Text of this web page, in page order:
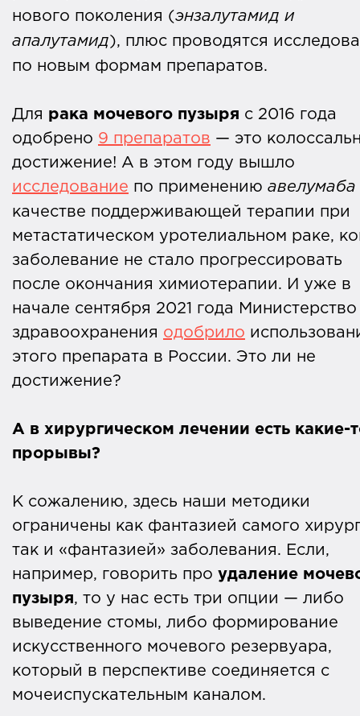
нового поколения (энзалутамид и
апалутамид), плюс проводятся
по новым формам препаратов.
Для рака мочевого пузыря с 2016 года
одобрено 9 препаратов — это
достижение! А в этом году вышло
исследование по применению авелумаба
качестве поддерживающей терапии при
метастатическом уротелиальном раке,
заболевание не стало прогрессировать
после окончания химиотерапии. И уже в
начале сентября 2021 года Министерство
здравоохранения одобрило
этого препарата в России. Это ли не
достижение?
А в хирургическом лечении есть какие-
прорывы?
К сожалению, здесь наши методики
ограничены как фантазией самого
так и «фантазией» заболевания. Если,
например, говорить про удаление
пузыря, то у нас есть три опции — либо
выведение стомы, либо формирование
искусственного мочевого резервуара,
который в перспективе соединяется с
мочеиспускательным каналом.